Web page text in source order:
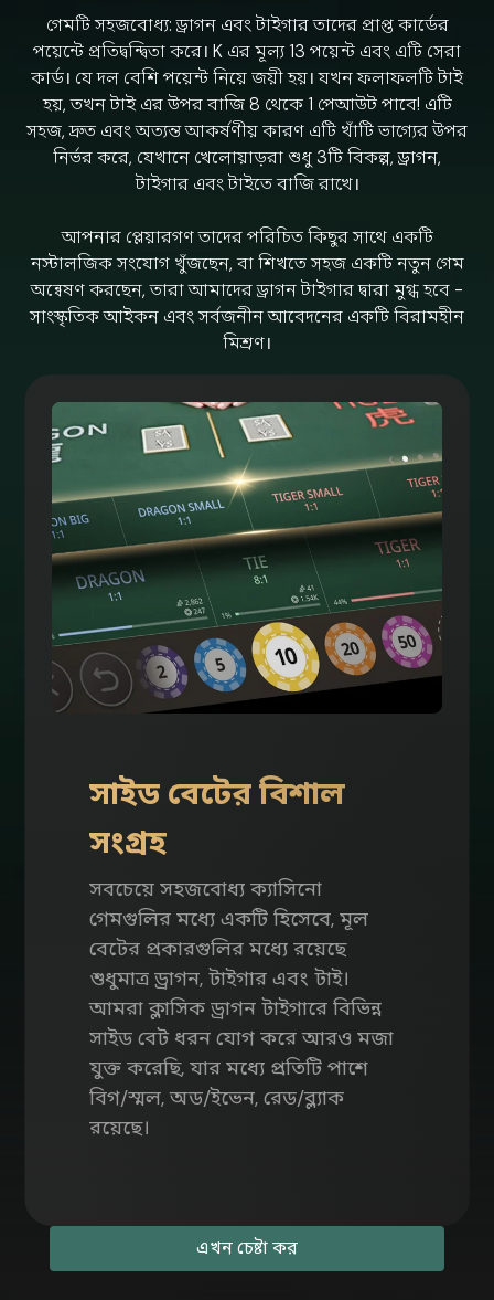
গেমটি সহজবোধ্য: ড্রাগন এবং টাইগার তাদের প্রাপ্ত কার্ডের
পয়েন্টে প্রতিদ্বন্দ্বিতা করে। K এর মূল্য 13 পয়েন্ট এবং এটি সেরা
কার্ড। যে দল বেশি পয়েন্ট নিয়ে জয়ী হয়। যখন ফলাফলটি টাই
হয়, তখন টাই এর উপর বাজি 8 থেকে 1 পেআউট পাবে! এটি
সহজ, দ্রুত এবং অত্যন্ত আকর্ষণীয় কারণ এটি খাঁটি ভাগ্যের উপর
নির্ভর করে, যেখানে খেলোয়াড়রা শুধু 3টি বিকল্প, ড্রাগন,
টাইগার এবং টাইতে বাজি রাখে।
আপনার প্লেয়ারগণ তাদের পরিচিত কিছুর সাথে একটি
নস্টালজিক সংযোগ খুঁজছেন, বা শিখতে সহজ একটি নতুন গেম
অন্বেষণ করছেন, তারা আমাদের ড্রাগন টাইগার দ্বারা মুগ্ধ হবে -
সাংস্কৃতিক আইকন এবং সর্বজনীন আবেদনের একটি বিরামহীন
মিশ্রণ।
সাইড বেটের বিশাল
সংগ্রহ
সবচেয়ে সহজবোধ্য ক্যাসিনো
গেমগুলির মধ্যে একটি হিসেবে, মূল
বেটের প্রকারগুলির মধ্যে রয়েছে
শুধুমাত্র ড্রাগন, টাইগার এবং টাই।
আমরা ক্লাসিক ড্রাগন টাইগারে বিভিন্ন
সাইড বেট ধরন যোগ করে আরও মজা
যুক্ত করেছি, যার মধ্যে প্রতিটি পাশে
বিগ/স্মল, অড/ইভেন, রেড/ব্ল্যাক
রয়েছে।
এখন চেষ্টা কর